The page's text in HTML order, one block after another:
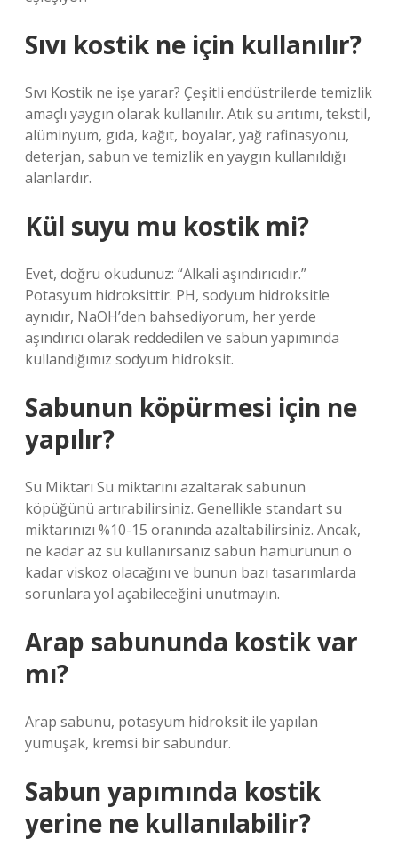
Sıvı kostik ne için kullanılır?
Sıvı Kostik ne işe yarar? Çeşitli endüstrilerde temizlik
amaçlı yaygın olarak kullanılır. Atık su arıtımı, tekstil,
alüminyum, gıda, kağıt, boyalar, yağ rafinasyonu,
deterjan, sabun ve temizlik en yaygın kullanıldığı
alanlardır.
Kül suyu mu kostik mi?
Evet, doğru okudunuz: “Alkali aşındırıcıdır.”
Potasyum hidroksittir. PH, sodyum hidroksitle
aynıdır, NaOH’den bahsediyorum, her yerde
aşındırıcı olarak reddedilen ve sabun yapımında
kullandığımız sodyum hidroksit.
Sabunun köpürmesi için ne
yapılır?
Su Miktarı Su miktarını azaltarak sabunun
köpüğünü artırabilirsiniz. Genellikle standart su
miktarınızı %10-15 oranında azaltabilirsiniz. Ancak,
ne kadar az su kullanırsanız sabun hamurunun o
kadar viskoz olacağını ve bunun bazı tasarımlarda
sorunlara yol açabileceğini unutmayın.
Arap sabununda kostik var
mı?
Arap sabunu, potasyum hidroksit ile yapılan
yumuşak, kremsi bir sabundur.
Sabun yapımında kostik
yerine ne kullanılabilir?